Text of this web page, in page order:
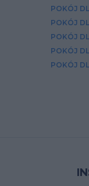
POKÓJ
POKÓJ
POKÓJ
POKÓJ
POKÓJ